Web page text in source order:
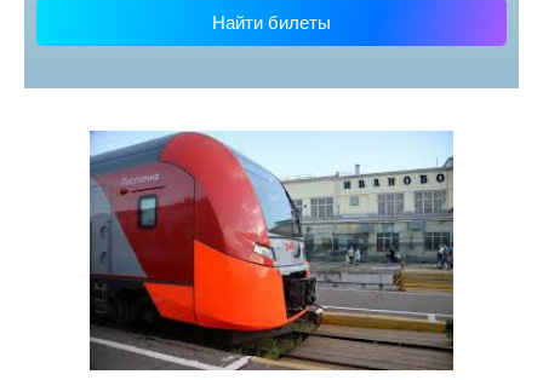
Найти билеты